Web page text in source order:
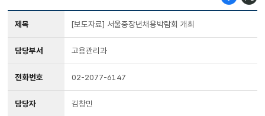
제목 [보도자료] 서울중장년채용박람회 개최
담당부서 고용관리과
전화번호 02-2077-6147
담당자 김창민